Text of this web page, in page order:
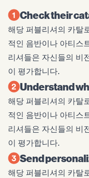
Check their
해당 퍼블리셔의 카탈
적인 음반이나 아티스
리셔들은 자신들의 비
이 평가합니다.
Understand
해당 퍼블리셔의 카탈
적인 음반이나 아티스
리셔들은 자신들의 비
이 평가합니다.
Send
해당 퍼블리셔의 카탈